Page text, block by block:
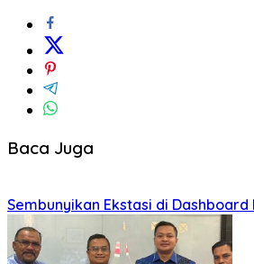
Baca Juga
Sembunyikan Ekstasi di